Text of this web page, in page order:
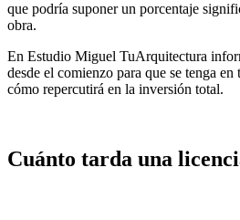
que podría suponer un porcentaje
obra.
En Estudio Miguel TuArquitectura
desde el comienzo para que se tenga
cómo repercutirá en la inversión total.
Cuánto tarda una